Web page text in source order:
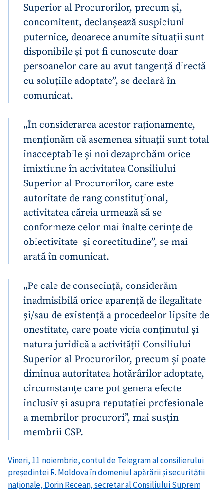
in English
на русском
Superior al Procurorilor, precum și,
concomitent, declanșează suspiciuni
puternice, deoarece anumite situații sunt
disponibile și pot fi cunoscute doar
persoanelor care au avut tangență directă
cu soluțiile adoptate”, se declară în
comunicat.
„În considerarea acestor raționamente,
menționăm că asemenea situații sunt total
inacceptabile și noi dezaprobăm orice
imixtiune în activitatea Consiliului
Superior al Procurorilor, care este
autoritate de rang constituțional,
activitatea căreia urmează să se
conformeze celor mai înalte cerințe de
obiectivitate și corectitudine”, se mai
arată în comunicat.
„Pe cale de consecință, considerăm
inadmisibilă orice aparență de ilegalitate
și/sau de existență a procedeelor lipsite de
onestitate, care poate vicia conținutul și
natura juridică a activității Consiliului
Superior al Procurorilor, precum și poate
diminua autoritatea hotărârilor adoptate,
circumstanțe care pot genera efecte
inclusiv și asupra reputației profesionale
a membrilor procurori”, mai susțin
membrii CSP.
Vineri, 11 noiembrie, contul de Telegram al consilierului
președintei R. Moldova în domeniul apărării și securității
naționale, Dorin Recean, secretar al Consiliului Suprem